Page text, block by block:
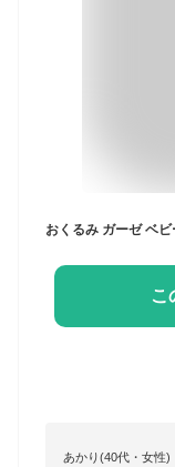
こ
あかり(40代・女性)